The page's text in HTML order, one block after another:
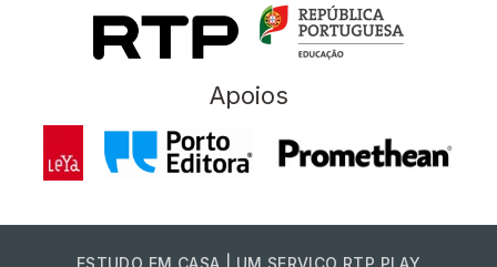
Apoios
ESTUDO EM CASA | UM SERVIÇO RTP PLAY